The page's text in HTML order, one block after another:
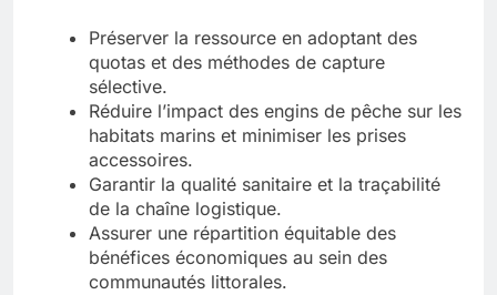
Préserver la ressource en adoptant des
quotas et des méthodes de capture
sélective.
Réduire l’impact des engins de pêche sur les
habitats marins et minimiser les prises
accessoires.
Garantir la qualité sanitaire et la traçabilité
de la chaîne logistique.
Assurer une répartition équitable des
bénéfices économiques au sein des
communautés littorales.